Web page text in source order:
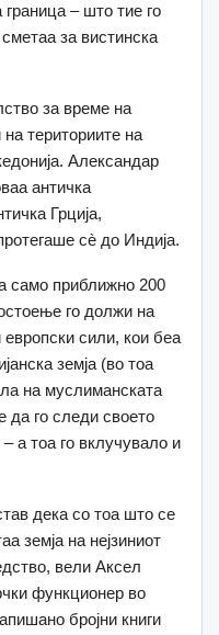
– што тие го
за вистинска
за време на
на териториите на
Александар
античка
Грција,
сè до Индија.
само приближно 200
го должи на
сили, кои беа
земја (во тоа
на муслиманската
да го следи своето
а тоа го вклучувало и
дека со тоа што се
земја на нејзиниот
вели Аксел
функционер во
бројни книги